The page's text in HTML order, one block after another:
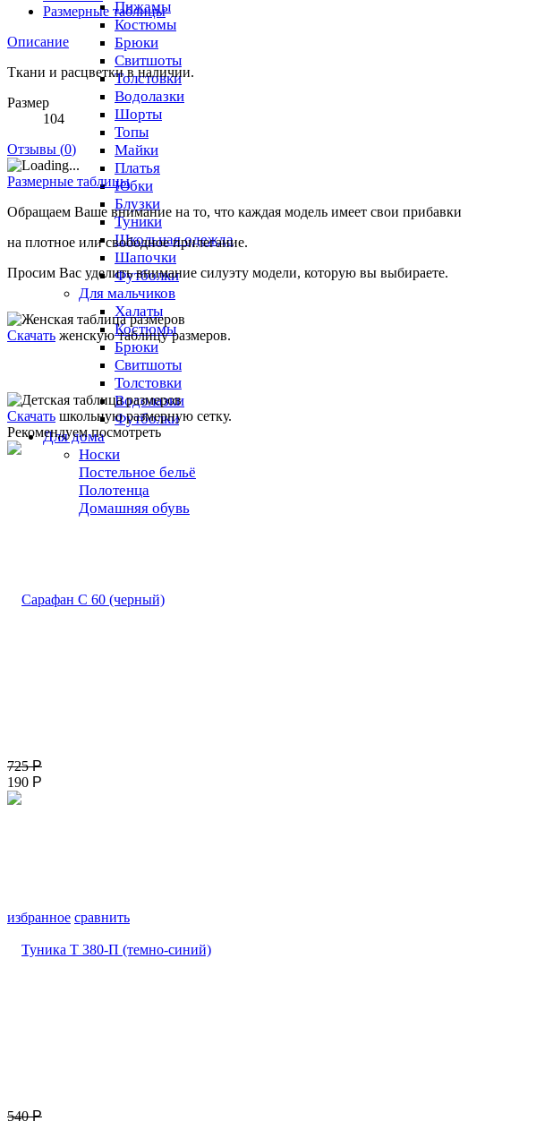
Пижамы
Костюмы
Брюки
Свитшоты
Толстовки
Водолазки
Шорты
Топы
Майки
Платья
Юбки
Блузки
Туники
Школьная одежда
Шапочки
Футболки
Для мальчиков
Халаты
Костюмы
Брюки
Свитшоты
Толстовки
Водолазки
Футболки
Для дома
Носки
Постельное бельё
Полотенца
Домашняя обувь
Размерные таблицы
Описание
Ткани и расцветки в наличии.
Размер
104
Отзывы (0)
Размерные таблицы
Обращаем Ваше внимание на то, что каждая модель имеет свои прибавки
на плотное или свободное прилегание.
Просим Вас уделить внимание силуэту модели, которую вы выбираете.
Скачать женскую таблицу размеров.
Скачать школьную размерную сетку.
Рекомендуем посмотреть
избранное сравнить
725Р
190 Р
540Р